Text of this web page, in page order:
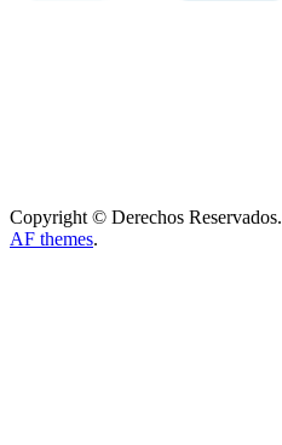
Copyright © Derechos Reservados.
AF themes.